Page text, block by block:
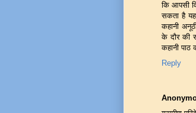
कि आपसी
सकता है यह
कहानी
के दौर की
कहानी पाठ
Reply